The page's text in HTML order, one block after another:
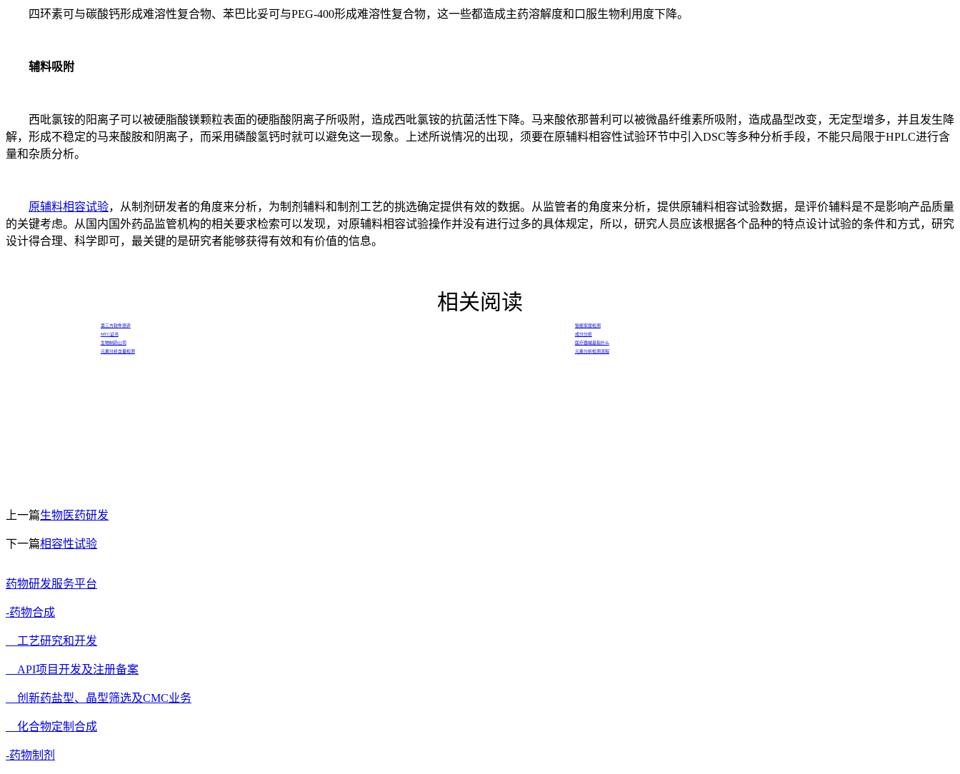
四环素可与碳酸钙形成难溶性复合物、苯巴比妥可与PEG-400形成难溶性复合物，这一些都造成主药溶解度和口服生物利用度下降。
辅料吸附
西吡氯铵的阳离子可以被硬脂酸镁颗粒表面的硬脂酸阴离子所吸附，造成西吡氯铵的抗菌活性下降。马来酸依那普利可以被微晶纤维素所吸附，造成晶型改变，无定型增多，并且发生降
解，形成不稳定的马来酸胺和阴离子，而采用磷酸氢钙时就可以避免这一现象。上述所说情况的出现，须要在原辅料相容性试验环节中引入DSC等多种分析手段，不能只局限于HPLC进行含
量和杂质分析。
原辅料相容试验，从制剂研发者的角度来分析，为制剂辅料和制剂工艺的挑选确定提供有效的数据。从监管者的角度来分析，提供原辅料相容试验数据，是评价辅料是不是影响产品质量
的关键考虑。从国内国外药品监管机构的相关要求检索可以发现，对原辅料相容试验操作并没有进行过多的具体规定，所以，研究人员应该根据各个品种的特点设计试验的条件和方式，研究
设计得合理、科学即可，最关键的是研究者能够获得有效和有价值的信息。
相关阅读
第三方软件测评
智能家居检测
MTC证书
成分分析
生物制药公司
医疗器械是指什么
元素分析含量检测
元素分析检测流程
上一篇生物医药研发
下一篇相容性试验
药物研发服务平台
-药物合成
工艺研究和开发
API项目开发及注册备案
创新药盐型、晶型筛选及CMC业务
化合物定制合成
-药物制剂